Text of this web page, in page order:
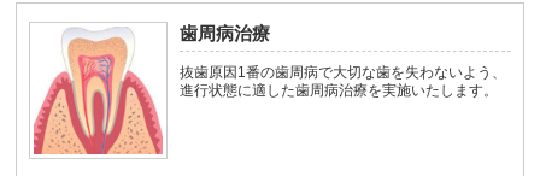
歯周病治療
抜歯原因1番の歯周病で大切な歯を失わないよう、
進行状態に適した歯周病治療を実施いたします。